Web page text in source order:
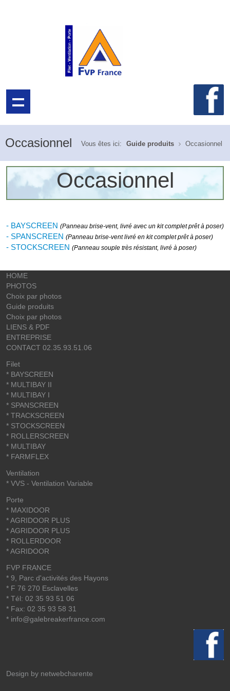
Occasionnel Vous êtes ici: Guide produits Occasionnel
Occasionnel
- BAYSCREEN (Panneau brise-vent, livré avec un kit complet prêt à poser)
- SPANSCREEN (Panneau brise-vent livré en kit complet prêt à poser)
- STOCKSCREEN (Panneau souple très résistant, livré à poser)
HOME
PHOTOS
Choix par photos
Guide produits
Choix par photos
LIENS & PDF
ENTREPRISE
CONTACT 02.35.93.51.06
Filet
* BAYSCREEN
* MULTIBAY II
* MULTIBAY I
* SPANSCREEN
* TRACKSCREEN
* STOCKSCREEN
* ROLLERSCREEN
* MULTIBAY
* FARMFLEX
Ventilation
* VVS - Ventilation Variable
Porte
* MAXIDOOR
* AGRIDOOR PLUS
* AGRIDOOR PLUS
* ROLLERDOOR
* AGRIDOOR
FVP FRANCE
* 9, Parc d'activités des Hayons
* F 76 270 Esclavelles
* Tél: 02 35 93 51 06
* Fax: 02 35 93 58 31
* info@galebreakerfrance.com
Design by netwebcharente